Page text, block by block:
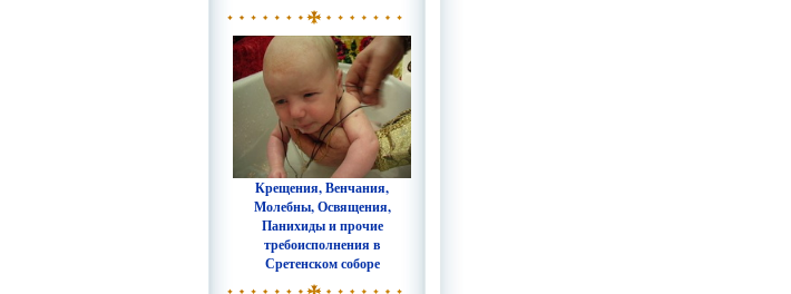
Крещения, Венчания,
Молебны, Освящения,
Панихиды и прочие
требоисполнения в
Сретенском соборе